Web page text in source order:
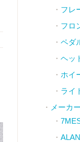
フレ
フロ
ペダ
ヘッ
ホイ
ライ
メーカ